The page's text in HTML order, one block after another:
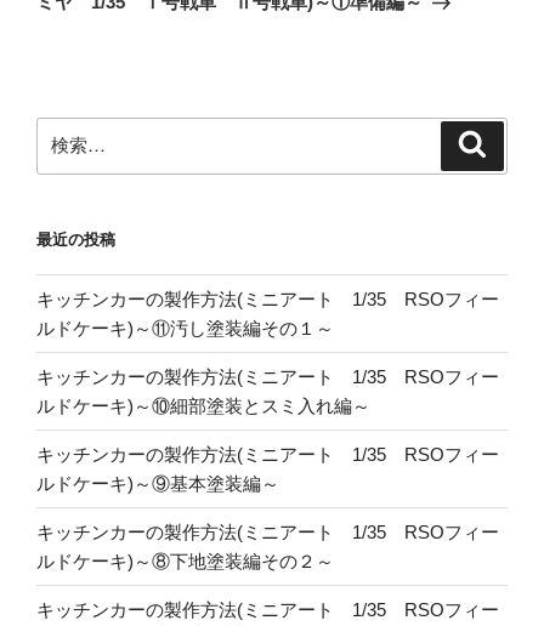
索:
最近の投稿
キッチンカーの製作方法(ミニアート 1/35 RSOフィー
ルドケーキ)～⑪汚し塗装編その１～
キッチンカーの製作方法(ミニアート 1/35 RSOフィー
ルドケーキ)～⑩細部塗装とスミ入れ編～
キッチンカーの製作方法(ミニアート 1/35 RSOフィー
ルドケーキ)～⑨基本塗装編～
キッチンカーの製作方法(ミニアート 1/35 RSOフィー
ルドケーキ)～⑧下地塗装編その２～
キッチンカーの製作方法(ミニアート 1/35 RSOフィー